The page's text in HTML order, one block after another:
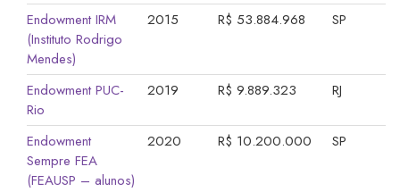
Endowment IRM
(Instituto Rodrigo
Mendes)
2015 R$ 53.884.968 SP
Endowment PUC-
Rio
2019 R$ 9.889.323 RJ
Endowment
Sempre FEA
(FEAUSP – alunos)
2020 R$ 10.200.000 SP